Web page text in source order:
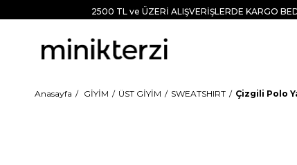
2500 TL ve ÜZERİ ALIŞVERİŞLERDE KARGO
Anasayfa GİYİM ÜST GİYİM SWEATSHIRT
Çizgili Polo